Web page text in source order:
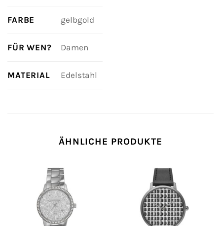
FARBE gelbgold
FÜR WEN? Damen
MATERIAL Edelstahl
ÄHNLICHE PRODUKTE